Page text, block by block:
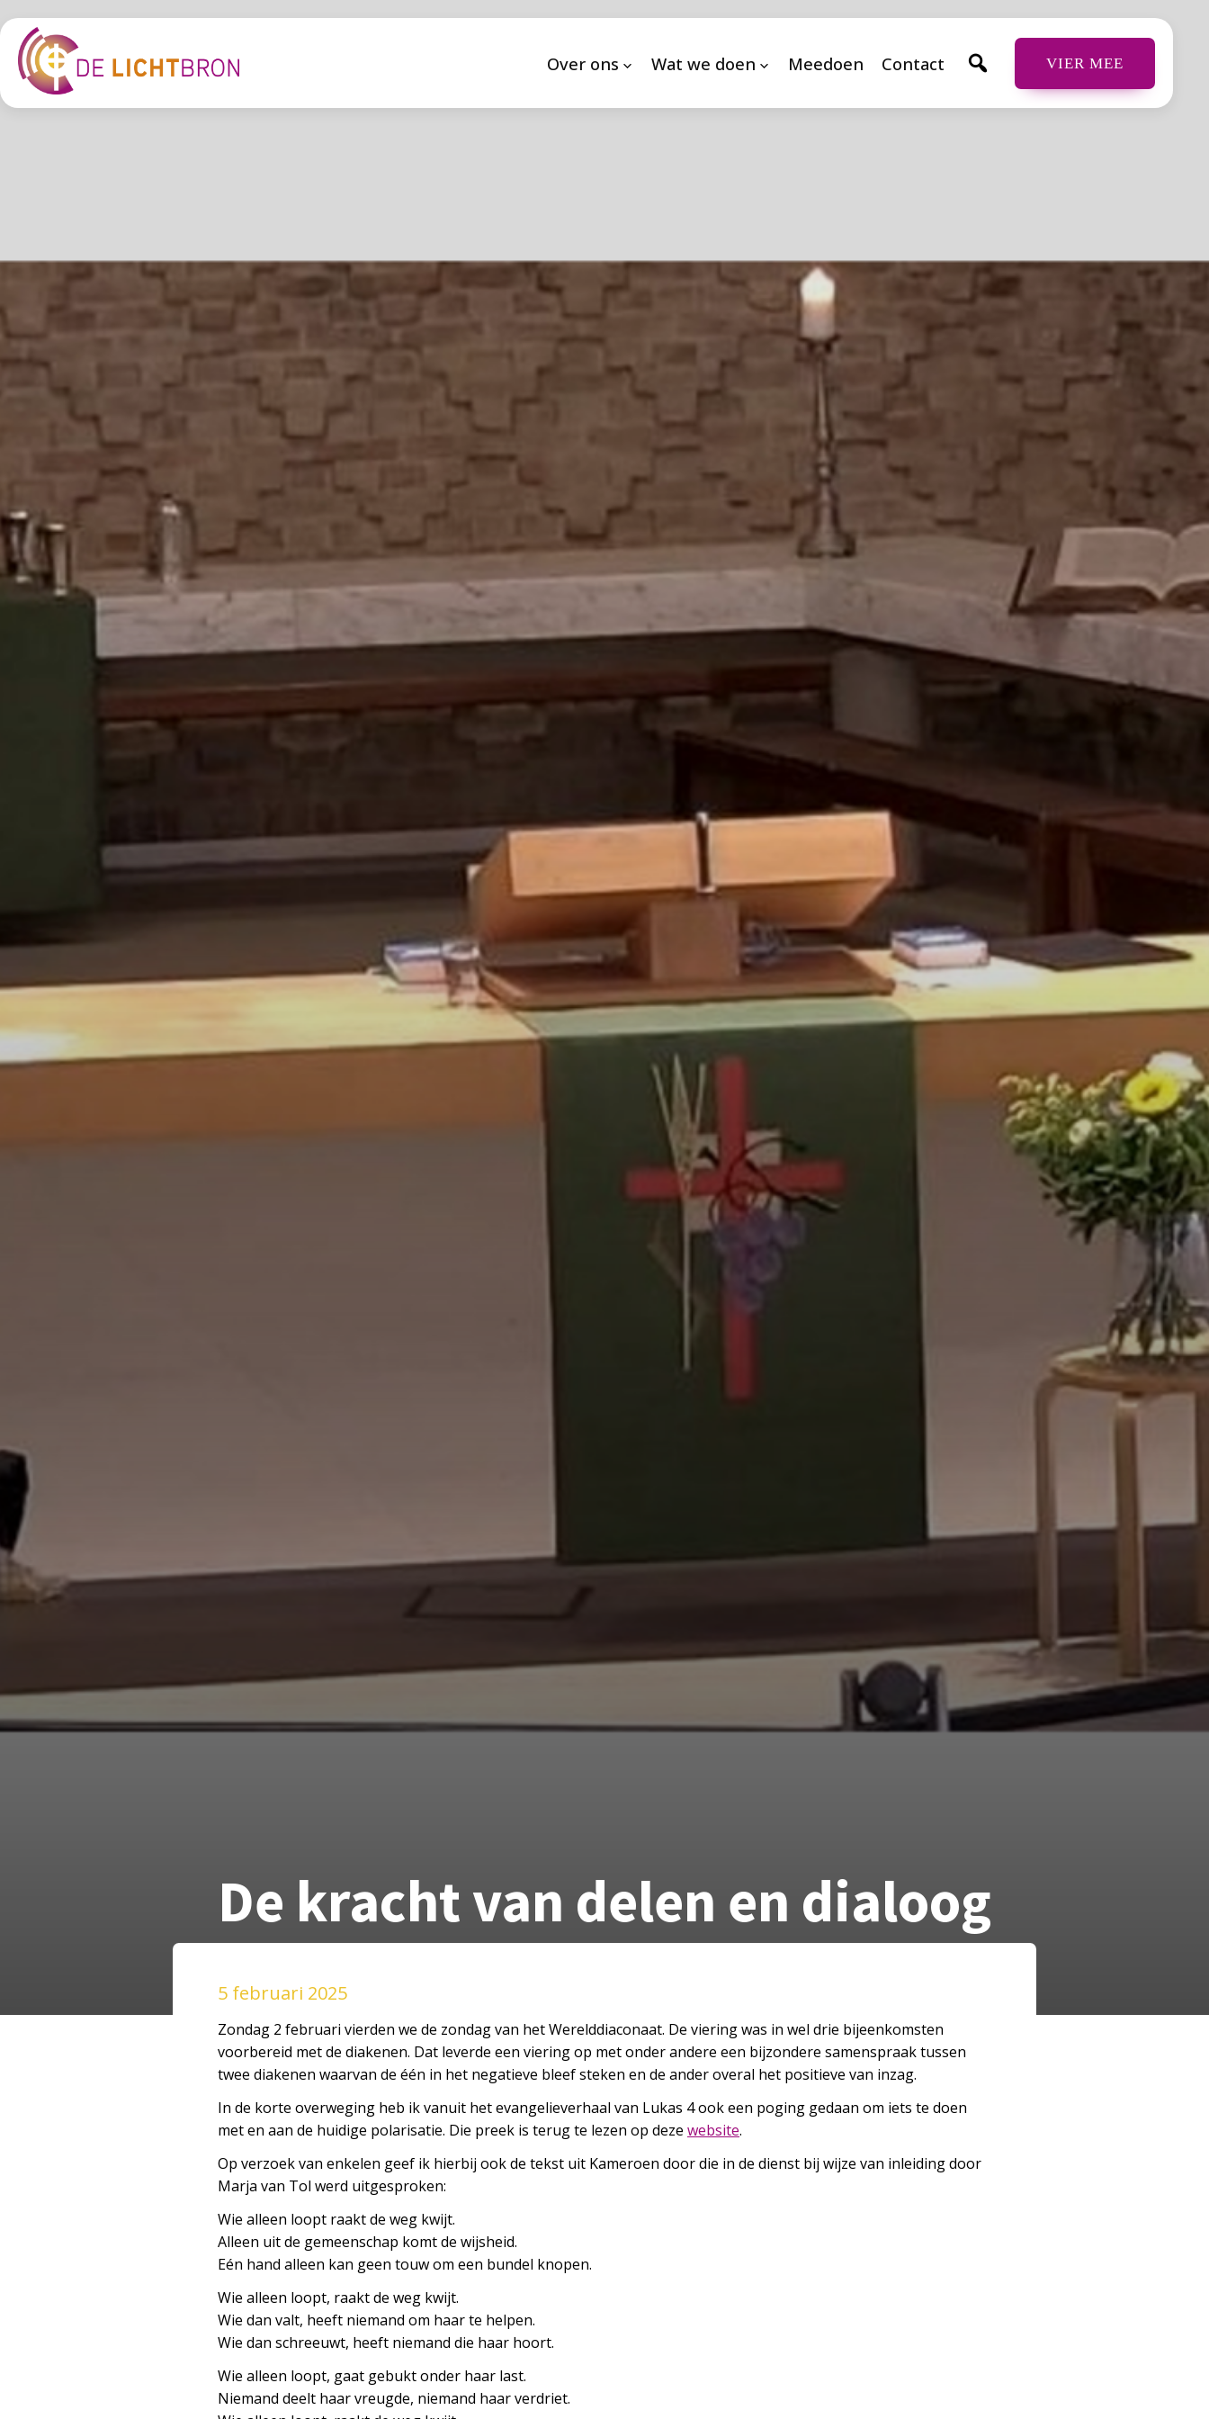
Over ons Wat we doen Meedoen Contact VIER MEE
De kracht van delen en dialoog
5 februari 2025
Zondag 2 februari vierden we de zondag van het Werelddiaconaat. De viering was in wel drie bijeenkomsten
voorbereid met de diakenen. Dat leverde een viering op met onder andere een bijzondere samenspraak tussen
twee diakenen waarvan de één in het negatieve bleef steken en de ander overal het positieve van inzag.
In de korte overweging heb ik vanuit het evangelieverhaal van Lukas 4 ook een poging gedaan om iets te doen
met en aan de huidige polarisatie. Die preek is terug te lezen op deze website.
Op verzoek van enkelen geef ik hierbij ook de tekst uit Kameroen door die in de dienst bij wijze van inleiding door
Marja van Tol werd uitgesproken:
Wie alleen loopt raakt de weg kwijt.
Alleen uit de gemeenschap komt de wijsheid.
Eén hand alleen kan geen touw om een bundel knopen.
Wie alleen loopt, raakt de weg kwijt.
Wie dan valt, heeft niemand om haar te helpen.
Wie dan schreeuwt, heeft niemand die haar hoort.
Wie alleen loopt, gaat gebukt onder haar last.
Niemand deelt haar vreugde, niemand haar verdriet.